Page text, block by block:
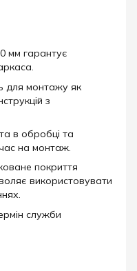
мм гарантує
для монтажу як
з
в обробці та
на монтаж.
покриття
використовувати
служби